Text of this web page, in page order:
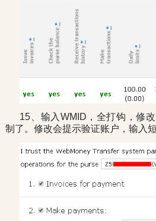
15、输入WMID，全打钩，修
制了。修改会提示验证账户，输入